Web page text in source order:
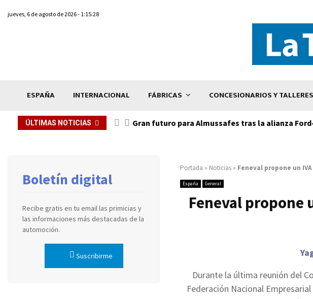
jueves, 6 de agosto de 2026 - 1:15:28
ESPAÑA INTERNACIONAL FÁBRICAS CONCESIONARIOS Y TALLERES
ÚLTIMAS NOTICIAS Gran futuro para Almussafes tras la alianza
Portada » Noticias » Feneval propone un
España General
Feneval propone
Durante la última reunión del
Federación Nacional
Boletín digital
Recibe gratis en tu email las primicias y
las informaciones más destacadas de la
automoción.
Suscribirme